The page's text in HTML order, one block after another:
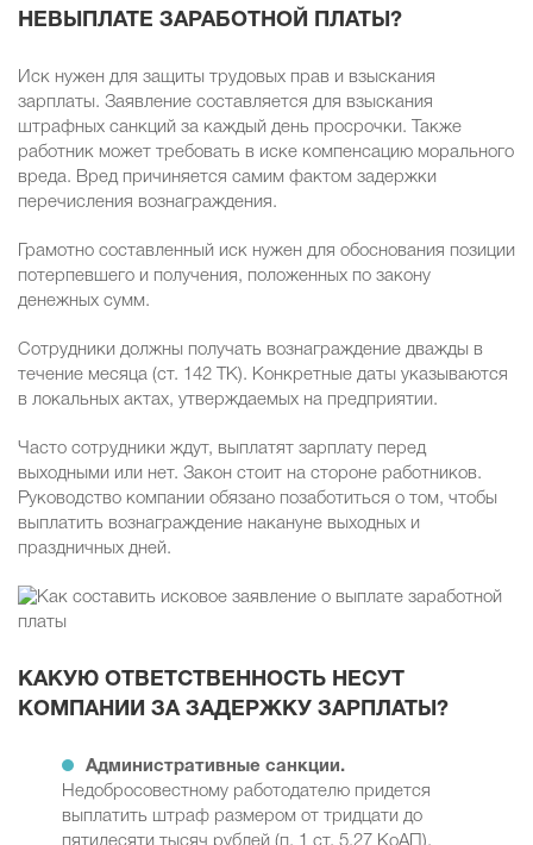
НЕВЫПЛАТЕ ЗАРАБОТНОЙ ПЛАТЫ?
Иск нужен для защиты трудовых прав и взыскания
зарплаты. Заявление составляется для взыскания
штрафных санкций за каждый день просрочки. Также
работник может требовать в иске компенсацию морального
вреда. Вред причиняется самим фактом задержки
перечисления вознаграждения.
Грамотно составленный иск нужен для обоснования позиции
потерпевшего и получения, положенных по закону
денежных сумм.
Сотрудники должны получать вознаграждение дважды в
течение месяца (ст. 142 ТК). Конкретные даты указываются
в локальных актах, утверждаемых на предприятии.
Часто сотрудники ждут, выплатят зарплату перед
выходными или нет. Закон стоит на стороне работников.
Руководство компании обязано позаботиться о том, чтобы
выплатить вознаграждение накануне выходных и
праздничных дней.
КАКУЮ ОТВЕТСТВЕННОСТЬ НЕСУТ
КОМПАНИИ ЗА ЗАДЕРЖКУ ЗАРПЛАТЫ?
Административные санкции.
Недобросовестному работодателю придется
выплатить штраф размером от тридцати до
пятидесяти тысяч рублей (п. 1 ст. 5.27 КоАП).